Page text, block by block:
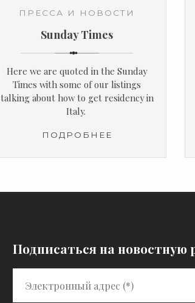
ПРЕССА И НОВОСТИ
Sunday Times
Here we are quoted in the Sunday
Times with some of our listings
talking about how to get residency in
Italy.
ПОДРОБНЕЕ
Подписаться на новостную